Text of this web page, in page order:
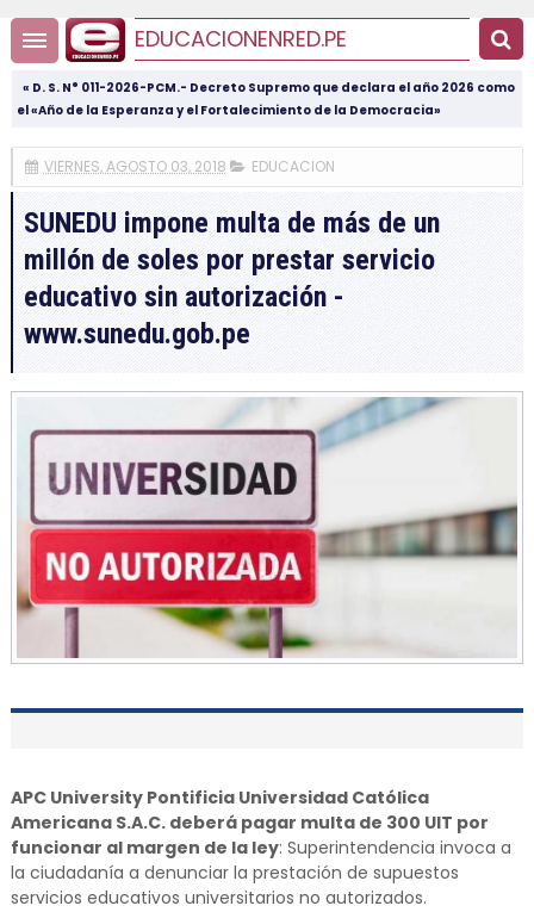
EDUCACIONENRED.PE
« D. S. N° 011-2026-PCM.- Decreto Supremo que declara el año 2026 como
el «Año de la Esperanza y el Fortalecimiento de la Democracia»
VIERNES, AGOSTO 03, 2018 EDUCACION
SUNEDU impone multa de más de un
millón de soles por prestar servicio
educativo sin autorización -
www.sunedu.gob.pe
APC University Pontificia Universidad Católica
Americana S.A.C. deberá pagar multa de 300 UIT por
funcionar al margen de la ley: Superintendencia invoca a
la ciudadanía a denunciar la prestación de supuestos
servicios educativos universitarios no autorizados.